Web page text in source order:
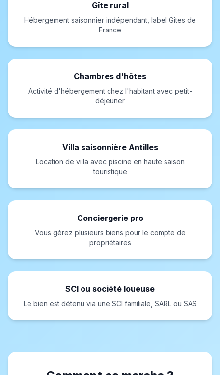
Gîte rural
Hébergement saisonnier indépendant, label Gîtes de
France
Chambres d'hôtes
Activité d'hébergement chez l'habitant avec petit-
déjeuner
Villa saisonnière Antilles
Location de villa avec piscine en haute saison
touristique
Conciergerie pro
Vous gérez plusieurs biens pour le compte de
propriétaires
SCI ou société loueuse
Le bien est détenu via une SCI familiale, SARL ou SAS